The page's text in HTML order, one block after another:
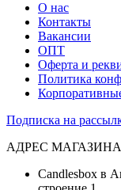
О нас
Контакты
Вакансии
ОПТ
Оферта и
Политика
Подписка на
АДРЕС
Candlesbox в